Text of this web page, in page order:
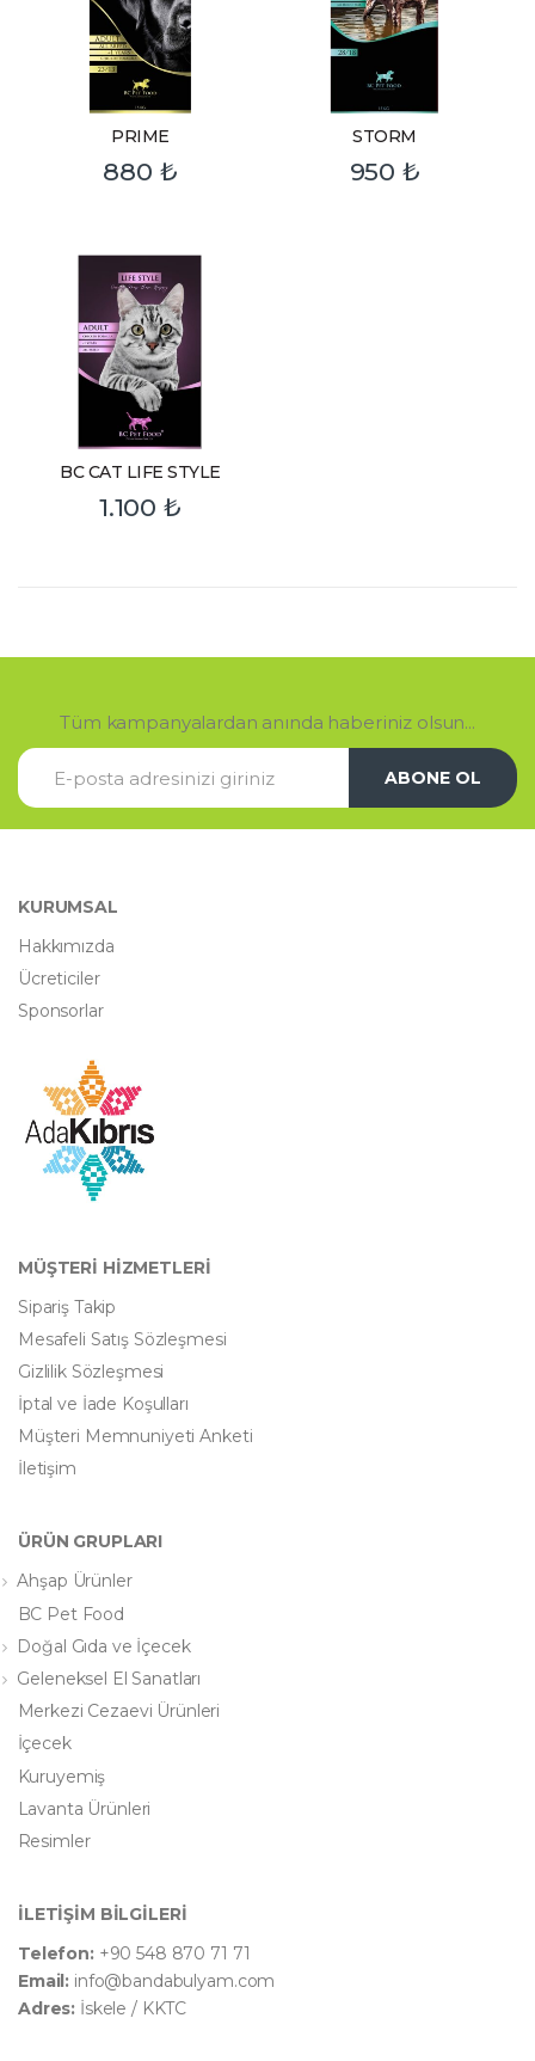
PRIME
880 ₺
STORM
950 ₺
BC CAT LIFE STYLE
1.100₺
Tüm kampanyalardan anında haberiniz olsun...
ABONE OL
KURUMSAL
Hakkımızda
Ücreticiler
Sponsorlar
MÜŞTERİ HİZMETLERİ
Sipariş Takip
Mesafeli Satış Sözleşmesi
Gizlilik Sözleşmesi
İptal ve İade Koşulları
Müşteri Memnuniyeti Anketi
İletişim
ÜRÜN GRUPLARI
Ahşap Ürünler
BC Pet Food
Doğal Gıda ve İçecek
Geleneksel El Sanatları
Merkezi Cezaevi Ürünleri
İçecek
Kuruyemiş
Lavanta Ürünleri
Resimler
İLETİŞİM BİLGİLERİ
Telefon: +90 548 870 71 71
Email: info@bandabulyam.com
Adres: İskele / KKTC